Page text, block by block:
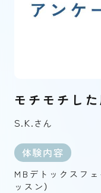
モチモチした
S.K. さん
体験内容
MBデトックスフ
ッスン）